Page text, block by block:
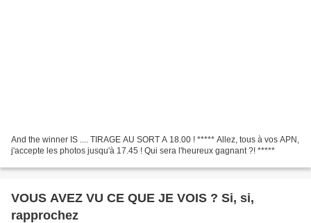
And the winner IS .... TIRAGE AU SORT A 18.00 ! ***** Allez, tous à vos APN,
j'accepte les photos jusqu'à 17.45 ! Qui sera l'heureux gagnant ?! *****
VOUS AVEZ VU CE QUE JE VOIS ? Si, si,
rapprochez